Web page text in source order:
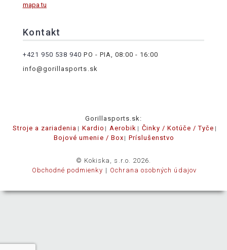
mapa tu
Kontakt
+421 950 538 940 PO - PIA, 08:00 - 16:00
info@gorillasports.sk
Gorillasports.sk:
Stroje a zariadenia
Kardio Aerobik
Činky / Kotúče / Tyče
Bojové umenie / Box
Príslušenstvo
© Kokiska, s.r.o. 2026.
Obchodné podmienky
Ochrana osobných údajov